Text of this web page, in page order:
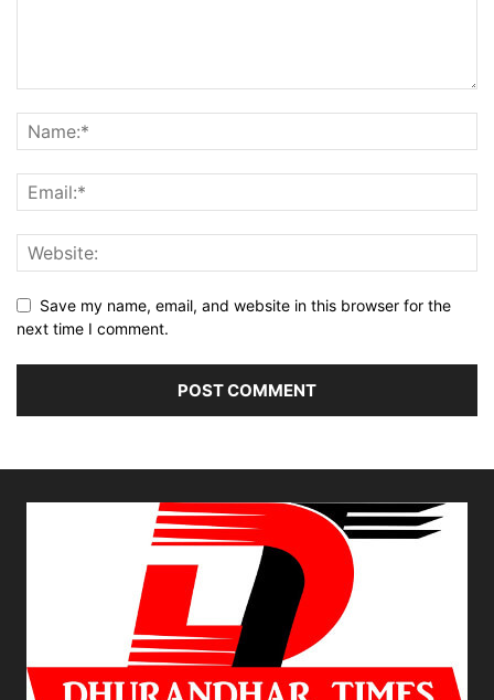
Save my name, email, and website in this browser for the
next time I comment.